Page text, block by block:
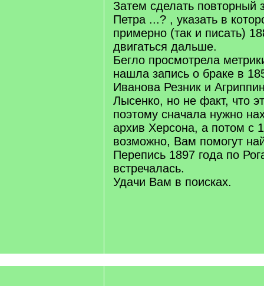
Затем сделать повторный
Петра ...? , указать в
примерно (так и писать)
двигаться дальше.
Бегло просмотрела
нашла запись о браке в
Иванова Резник и
Лысенко, но не факт, что
поэтому сначала нужно
архив Херсона, а потом с
возможно, Вам помогут
Перепись 1897 года по
встречалась.
Удачи Вам в поисках.